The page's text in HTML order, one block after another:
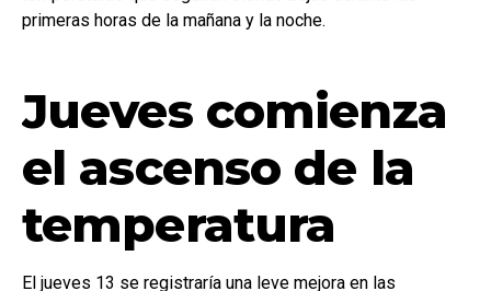
primeras horas de la mañana y la noche.
Jueves comienza
el ascenso de la
temperatura
El jueves 13 se registraría una leve mejora en las